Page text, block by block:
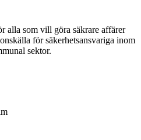
alla som vill göra säkrare affärer
för säkerhets­ansvariga inom
sektor.